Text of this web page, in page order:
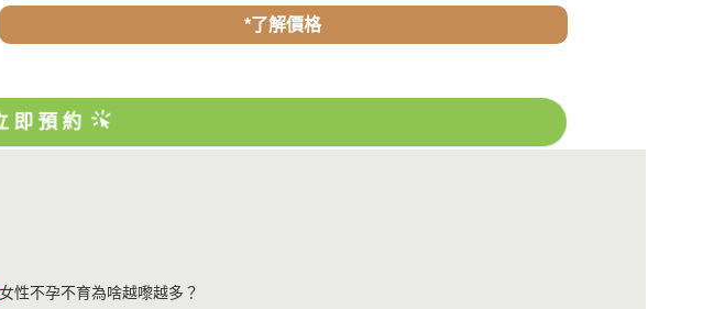
*了解價格
預約
女性不孕不育為啥越嚟越多？